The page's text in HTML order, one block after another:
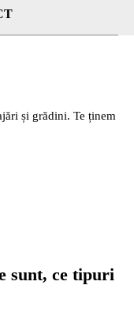
și grădini. Te ținem
sunt, ce tipuri